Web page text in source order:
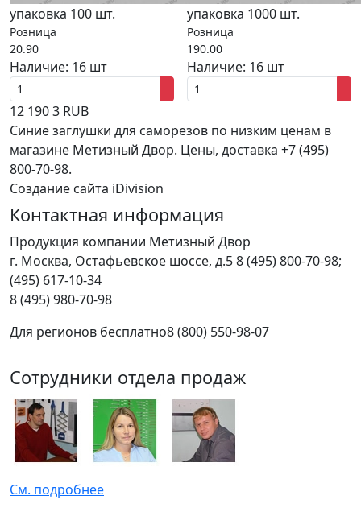
упаковка 100 шт.
Розница
20.90
Наличие: 16 шт
упаковка 1000 шт.
Розница
190.00
Наличие: 16 шт
12 1903 RUB
Синие заглушки для саморезов по низким ценам в
магазине Метизный Двор. Цены, доставка +7 (495)
800-70-98.
Создание сайта iDivision
Контактная информация
Продукция компании Метизный Двор
г. Москва, Остафьевское шоссе, д.58 (495) 800-70-98;
(495) 617-10-34
8 (495) 980-70-98
Для регионов бесплатно8 (800) 550-98-07
Сотрудники отдела продаж
См. подробнее